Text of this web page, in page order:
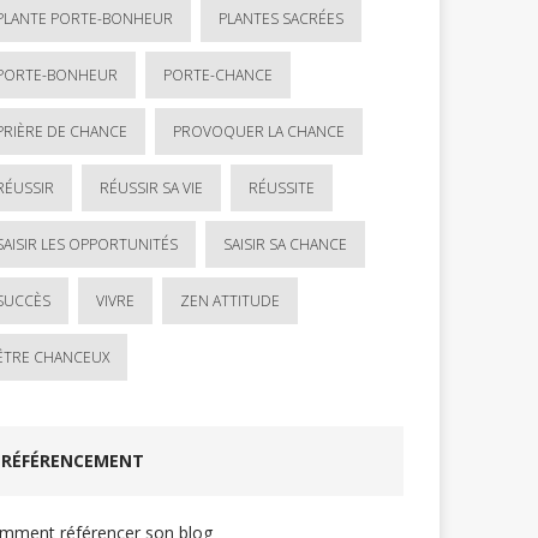
PORTE-BONHEUR PLANTES SACRÉES
BONHEUR PORTE-CHANCE
DE CHANCE PROVOQUER LA CHANCE
RÉUSSIR SA VIE RÉUSSITE
LES OPPORTUNITÉS SAISIR SA CHANCE
VIVRE ZEN ATTITUDE
CHANCEUX
RÉFÉRENCEMENT
référencer son blog